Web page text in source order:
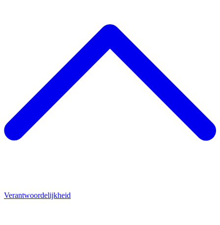
Verantwoordelijkheid